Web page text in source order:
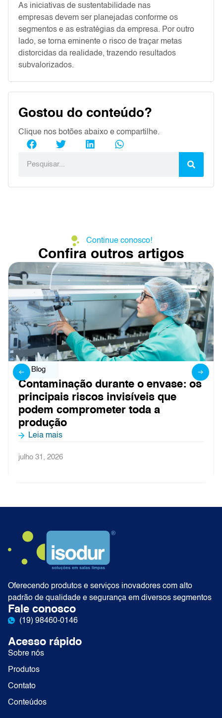
As iniciativas de sustentabilidade nas
empresas devem ser planejadas conforme os
segmentos e as estratégias da empresa. Por outro
lado, se torna eminente o risco de traçar metas
distorcidas da realidade, trazendo resultados
subvalorizados.
Gostou do conteúdo?
Clique nos botões abaixo e compartilhe.
Continue conosco!
Confira outros artigos
Controle de ar em linhas de
asséptico: o que não pode falhar
Leia mais
julho 27, 2026
Oferecendo produtos e serviços inovadores com alto
padrão de qualidade e segurança em diversos segmentos
Fale conosco
(19) 98460-0146
Acesso rápido
Sobre nós
Produtos
Contato
Conteúdos